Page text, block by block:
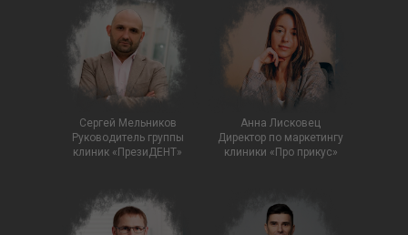
Сергей Мельников
Руководитель группы
клиник «ПрезиДЕНТ»
Анна Лисковец
Директор по маркетингу
клиники «Про прикус»